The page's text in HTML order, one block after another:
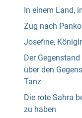
In einem Land,
Zug nach
Josefine,
Der
über den
Tanz
Die rote Sahra
zu haben